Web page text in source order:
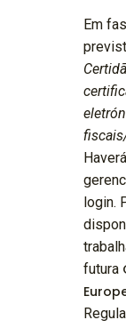
Em
login.
futura